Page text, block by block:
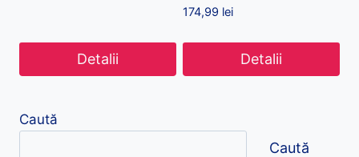
Detalii
174,99 lei
Detalii
Caută
Caută